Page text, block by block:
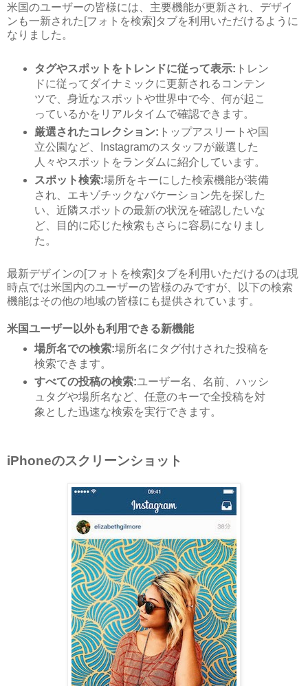
米国のユーザーの皆様には、主要機能が更新され、デザイ
ンも一新された[フォトを検索]タブを利用いただけるように
なりました。
タグやスポットをトレンドに従って表示: トレン
ドに従ってダイナミックに更新されるコンテン
ツで、身近なスポットや世界中で今、何が起こ
っているかをリアルタイムで確認できます。
厳選されたコレクション: トップアスリートや国
立公園など、Instagramのスタッフが厳選した
人々やスポットをランダムに紹介しています。
スポット検索:場所をキーにした検索機能が装備
され、エキゾチックなバケーション先を探した
い、近隣スポットの最新の状況を確認したいな
ど、目的に応じた検索もさらに容易になりまし
た。
最新デザインの[フォトを検索]タブを利用いただけるのは現
時点では米国内のユーザーの皆様のみですが、以下の検索
機能はその他の地域の皆様にも提供されています。
米国ユーザー以外も利用できる新機能
場所名での検索:場所名にタグ付けされた投稿を
検索できます。
すべての投稿の検索:ユーザー名、名前、ハッシ
ュタグや場所名など、任意のキーで全投稿を対
象とした迅速な検索を実行できます。
iPhoneのスクリーンショット